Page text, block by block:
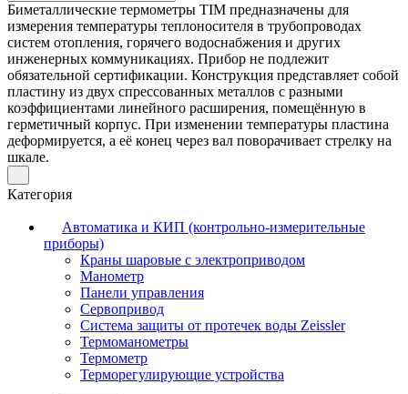
Биметаллические термометры TIM предназначены для
измерения температуры теплоносителя в трубопроводах
систем отопления, горячего водоснабжения и других
инженерных коммуникациях. Прибор не подлежит
обязательной сертификации. Конструкция представляет собой
пластину из двух спрессованных металлов с разными
коэффициентами линейного расширения, помещённую в
герметичный корпус. При изменении температуры пластина
деформируется, а её конец через вал поворачивает стрелку на
шкале.
Категория
Автоматика и КИП (контрольно-измерительные
приборы)
Краны шаровые с электроприводом
Манометр
Панели управления
Сервопривод
Система защиты от протечек воды Zeissler
Термоманометры
Термометр
Терморегулирующие устройства